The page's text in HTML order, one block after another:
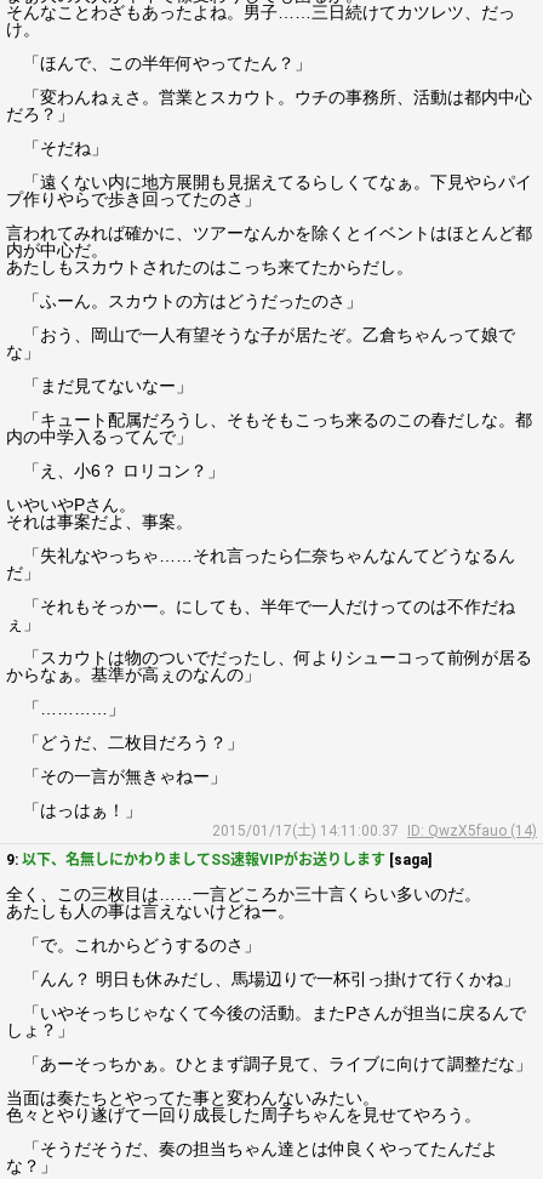
そんなことわざもあったよね。男子……三日続けてカツレツ、だっ
け。
「ほんで、この半年何やってたん？」
「変わんねぇさ。営業とスカウト。ウチの事務所、活動は都内中心
だろ？」
「そだね」
「遠くない内に地方展開も見据えてるらしくてなぁ。下見やらパイ
プ作りやらで歩き回ってたのさ」
言われてみれば確かに、ツアーなんかを除くとイベントはほとんど都
内が中心だ。
あたしもスカウトされたのはこっち来てたからだし。
「ふーん。スカウトの方はどうだったのさ」
「おう、岡山で一人有望そうな子が居たぞ。乙倉ちゃんって娘で
な」
「まだ見てないなー」
「キュート配属だろうし、そもそもこっち来るのこの春だしな。都
内の中学入るってんで」
「え、小6？ ロリコン？」
いやいやPさん。
それは事案だよ、事案。
「失礼なやっちゃ……それ言ったら仁奈ちゃんなんてどうなるん
だ」
「それもそっかー。にしても、半年で一人だけってのは不作だね
ぇ」
「スカウトは物のついでだったし、何よりシューコって前例が居る
からなぁ。基準が高ぇのなんの」
「…………」
「どうだ、二枚目だろう？」
「その一言が無きゃねー」
「はっはぁ！」
2015/01/17(土) 14:11:00.37
ID: QwzX5fauo (14)
9: 以下、名無しにかわりましてSS速報VIPがお送りします [saga]
全く、この三枚目は……一言どころか三十言くらい多いのだ。
あたしも人の事は言えないけどねー。
「で。これからどうするのさ」
「んん？ 明日も休みだし、馬場辺りで一杯引っ掛けて行くかね」
「いやそっちじゃなくて今後の活動。またPさんが担当に戻るんで
しょ？」
「あーそっちかぁ。ひとまず調子見て、ライブに向けて調整だな」
当面は奏たちとやってた事と変わんないみたい。
色々とやり遂げて一回り成長した周子ちゃんを見せてやろう。
「そうだそうだ、奏の担当ちゃん達とは仲良くやってたんだよ
な？」